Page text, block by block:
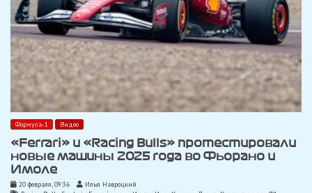
Формула-1 Видео
«Ferrari» и «Racing Bulls» протестировали
новые машины 2025 года во Фьорано и
Имоле
20 февраля, 09:36
Илья Навроцкий